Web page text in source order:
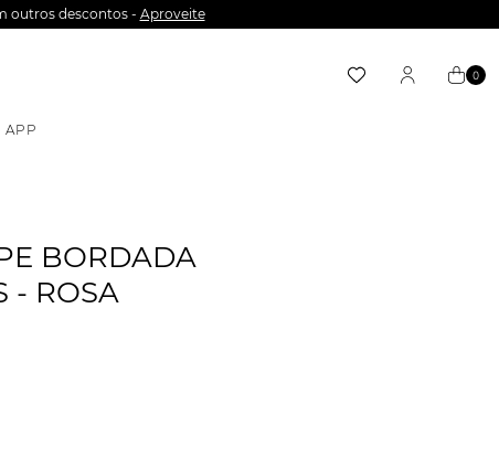
outros descontos - Aproveite
0
APP
BORDADA
- ROSA